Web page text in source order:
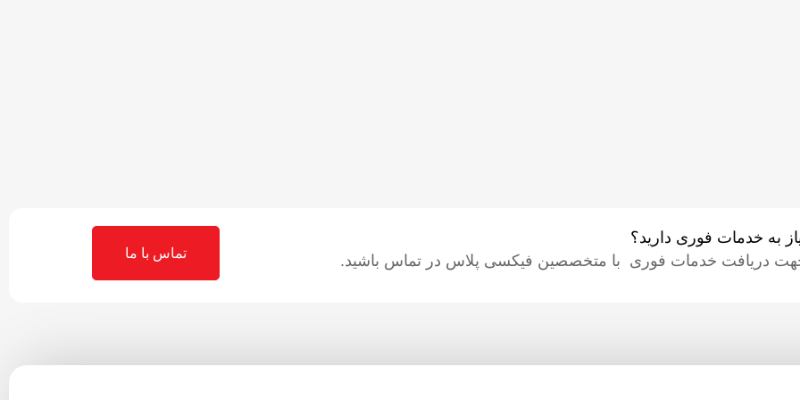
به خدمات فوری دارید؟
دریافت خدمات فوری با متخصصین فیکسی پلاس در تماس باشید.
تماس با ما